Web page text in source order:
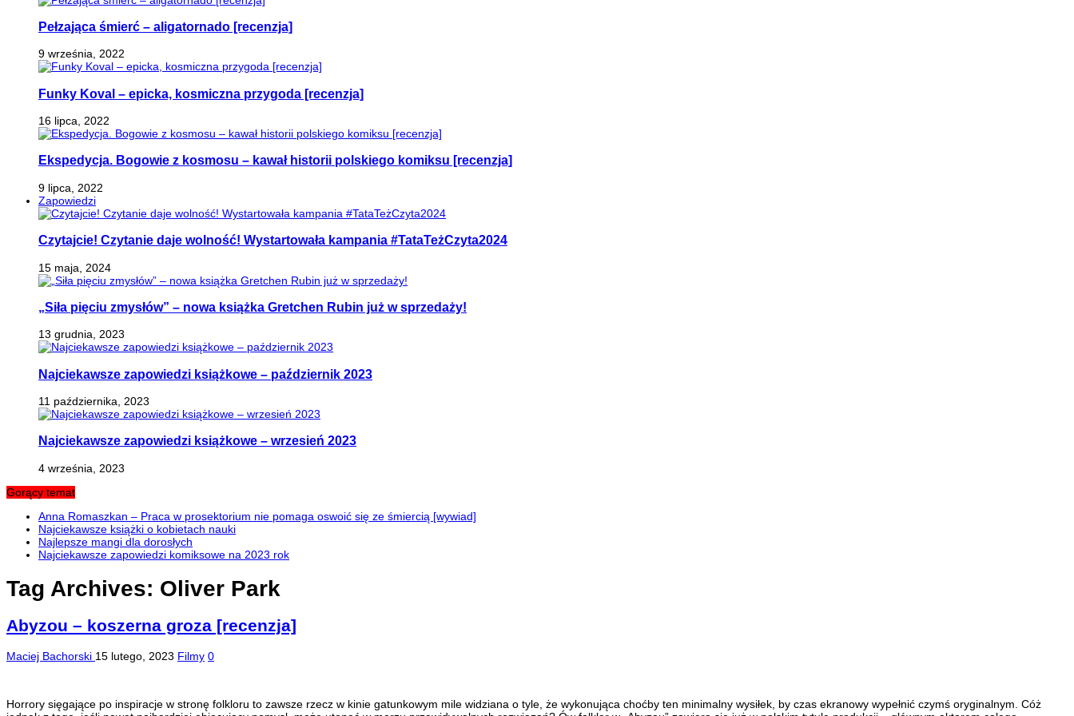
Pełzająca śmierć – aligatornado [recenzja]
9 września, 2022
Funky Koval – epicka, kosmiczna przygoda [recenzja]
16 lipca, 2022
Ekspedycja. Bogowie z kosmosu – kawał historii polskiego komiksu [recenzja]
9 lipca, 2022
Zapowiedzi
Czytajcie! Czytanie daje wolność! Wystartowała kampania #TataTeżCzyta2024
15 maja, 2024
„Siła pięciu zmysłów” – nowa książka Gretchen Rubin już w sprzedaży!
13 grudnia, 2023
Najciekawsze zapowiedzi książkowe – październik 2023
11 października, 2023
Najciekawsze zapowiedzi książkowe – wrzesień 2023
4 września, 2023
Gorący temat
Anna Romaszkan – Praca w prosektorium nie pomaga oswoić się ze śmiercią [wywiad]
Najciekawsze książki o kobietach nauki
Najlepsze mangi dla dorosłych
Najciekawsze zapowiedzi komiksowe na 2023 rok
Tag Archives: Oliver Park
Abyzou – koszerna groza [recenzja]
Maciej Bachorski 15 lutego, 2023 Filmy 0
Horrory sięgające po inspiracje w stronę folkloru to zawsze rzecz w kinie gatunkowym mile widziana o tyle, że wykonująca choćby ten minimalny wysiłek, by czas ekranowy wypełnić czymś oryginalnym. Cóż